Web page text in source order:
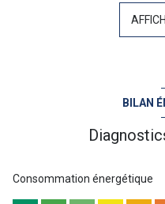
entièrement équipée, de 2
d'une salle
copropriété, charges
Pour plus d'informations ou
Lavandou - N°RSAC 839 202
intégralement à la charge du
BILAN
Consommation énergétique